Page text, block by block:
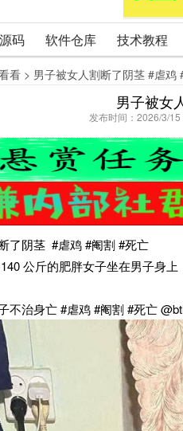
码 软件仓库 技术教程
看 > 男子被女人割断了阴茎 #虐鸡
男子被女
发布时间：2026/3/
了阴茎 #虐鸡 #阉割 #死亡
公斤的肥胖女子坐在男子身
不治身亡 #虐鸡 #阉割 #死亡